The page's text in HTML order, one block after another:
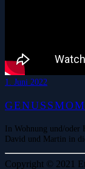
1. Juni 2022
In Wohnung und/
David und Martin in
Copyright © 2021